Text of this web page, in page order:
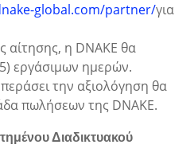
global.com/partner/για
η DNAKE θα
εργάσιμων ημερών.
την αξιολόγηση θα
πωλήσεων της DNAKE.
Διαδικτυακού